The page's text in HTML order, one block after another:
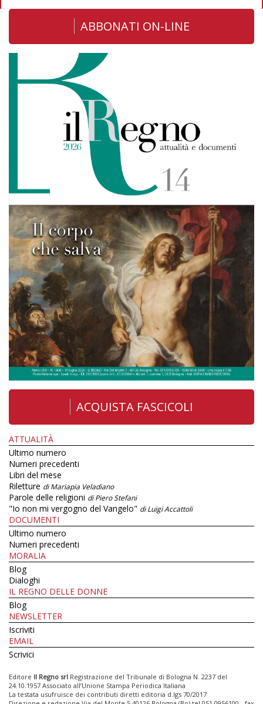
ABBONATI ON-LINE
ACQUISTA FASCICOLI
ATTUALITÀ
Ultimo numero
Numeri precedenti
Libri del mese
Riletture di Mariapia Veladiano
Parole delle religioni di Piero Stefani
"Io non mi vergogno del Vangelo" di Luigi Accattoli
DOCUMENTI
Ultimo numero
Numeri precedenti
MORALIA
Blog
Dialoghi
IL REGNO DELLE DONNE
Blog
NEWSLETTER
Iscriviti
EMAIL
Scrivici
Editore Il Regno srl Registrazione del Tribunale di Bologna N. 2237 del
24.10.1957 Associato all’Unione Stampa Periodica Italiana
La testata usufruisce dei contributi diretti editoria d.lgs 70/2017